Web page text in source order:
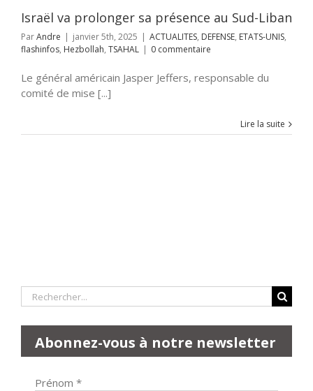
Israël va prolonger sa présence au Sud-Liban
ParAndre | janvier 5th, 2025 | ACTUALITES, DEFENSE, ETATS-UNIS,
flashinfos, Hezbollah, TSAHAL | 0 commentaire
Le général américain Jasper Jeffers, responsable du
comité de mise [...]
Lire la suite
Rechercher:
Abonnez-vous à notre newsletter
Prénom *